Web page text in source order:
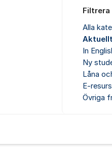
Alla
In
Ny
Låna
E-
Övriga